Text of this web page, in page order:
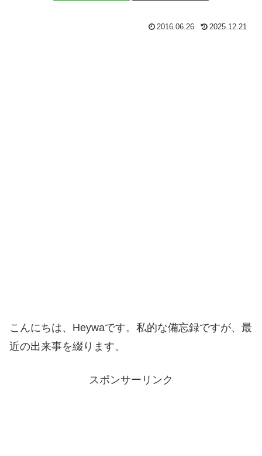
2016.06.26 2025.12.21
こんにちは、Heywaです。私的な備忘録ですが、最
近の出来事を綴ります。
スポンサーリンク